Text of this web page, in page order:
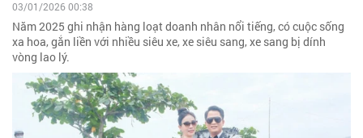
03/01/2026 00:38
Năm 2025 ghi nhận hàng loạt doanh nhân nổi tiếng, có cuộc sống
xa hoa, gắn liền với nhiều siêu xe, xe siêu sang, xe sang bị dính
vòng lao lý.